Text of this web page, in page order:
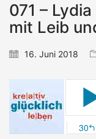
071 –
mit Leib
16. Juni 2018